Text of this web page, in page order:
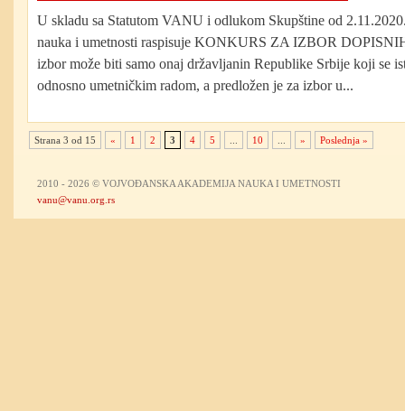
U skladu sa Statutom VANU i odlukom Skupštine od
nauka i umetnosti raspisuje KONKURS ZA IZBOR
izbor može biti samo onaj državljanin Republike Srbije koji se
odnosno umetničkim radom, a predložen je za izbor u...
Strana 3 od 15 « 1 2 3 4 5 10 » Poslednja »
2010 - 2026 © VOJVOĐANSKA AKADEMIJA NAUKA I UMETNOSTI
vanu@vanu.org.rs